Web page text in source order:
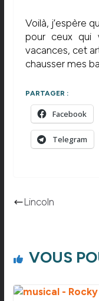
Voilà, j’espère
pour ceux qui
vacances, cet
chausser mes
PARTAGER :
Facebook
Telegram
Lincoln
VOUS